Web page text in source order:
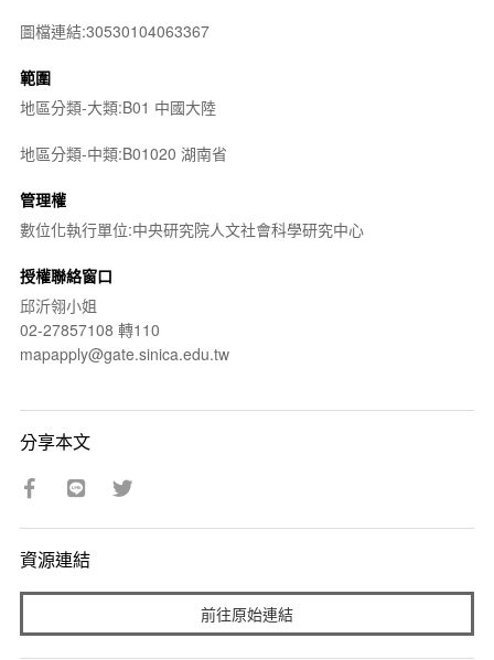
圖檔連結:30530104063367
範圍
地區分類-大類:B01 中國大陸
地區分類-中類:B01020 湖南省
管理權
數位化執行單位:中央研究院人文社會科學研究中心
授權聯絡窗口
邱沂翎小姐
02-27857108 轉110
mapapply@gate.sinica.edu.tw
分享本文
資源連結
前往原始連結